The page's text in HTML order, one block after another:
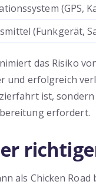
(GPS,
(Funkgerät,
das Risiko
und erfolgreich
ist,
erfordert.
als Chicken